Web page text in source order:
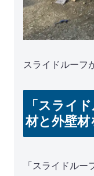
スライドルーフ
「スライ
材と外壁材
「スライドルー